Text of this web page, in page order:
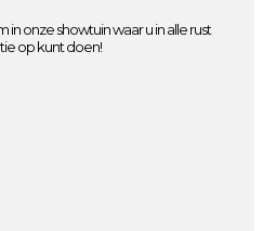
onze showtuin waar u in alle rust
op kunt doen!